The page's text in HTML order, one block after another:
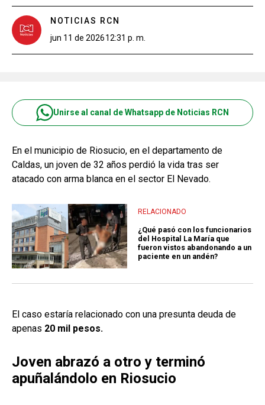
NOTICIAS RCN
jun 11 de 202612:31 p. m.
Unirse al canal de Whatsapp de Noticias RCN
En el municipio de Riosucio, en el departamento de
Caldas, un joven de 32 años perdió la vida tras ser
atacado con arma blanca en el sector El Nevado.
RELACIONADO
¿Qué pasó con los funcionarios
del Hospital La María que
fueron vistos abandonando a un
paciente en un andén?
El caso estaría relacionado con una presunta deuda de
apenas 20 mil pesos.
Joven abrazó a otro y terminó
apuñalándolo en Riosucio